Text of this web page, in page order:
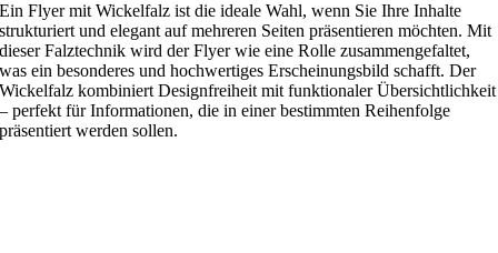
Ein Flyer mit Wickelfalz ist die ideale Wahl, wenn Sie Ihre Inhalte
strukturiert und elegant auf mehreren Seiten präsentieren möchten. Mit
dieser Falztechnik wird der Flyer wie eine Rolle zusammengefaltet,
was ein besonderes und hochwertiges Erscheinungsbild schafft. Der
Wickelfalz kombiniert Designfreiheit mit funktionaler Übersichtlichkeit
– perfekt für Informationen, die in einer bestimmten Reihenfolge
präsentiert werden sollen.